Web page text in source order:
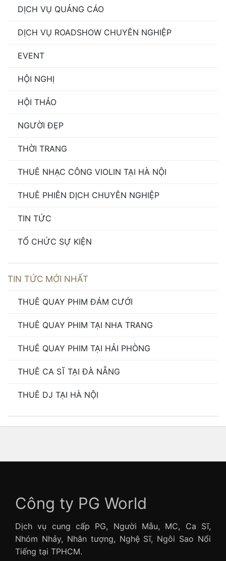
DỊCH VỤ QUẢNG CÁO
DỊCH VỤ ROADSHOW CHUYÊN NGHIỆP
EVENT
HỘI NGHỊ
HỘI THẢO
NGƯỜI ĐẸP
THỜI TRANG
THUÊ NHẠC CÔNG VIOLIN TẠI HÀ NỘI
THUÊ PHIÊN DỊCH CHUYÊN NGHIỆP
TIN TỨC
TỔ CHỨC SỰ KIỆN
TIN TỨC MỚI NHẤT
THUÊ QUAY PHIM ĐÁM CƯỚI
THUÊ QUAY PHIM TẠI NHA TRANG
THUÊ QUAY PHIM TẠI HẢI PHÒNG
THUÊ CA SĨ TẠI ĐÀ NẴNG
THUÊ DJ TẠI HÀ NỘI
Công ty PG World
Dịch vụ cung cấp PG, Người Mẫu, MC, Ca Sĩ,
Nhóm Nhảy, Nhân tượng, Nghệ Sĩ, Ngôi Sao Nổi
Tiếng tại TPHCM.